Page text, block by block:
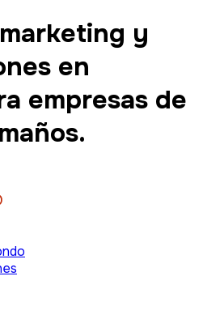
y
en
empresas de